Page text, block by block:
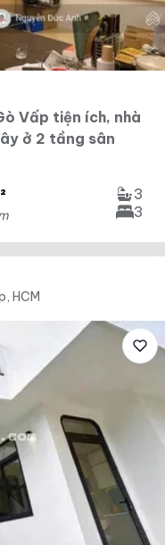
Vấp tiện ích, nhà
ở 2 tầng sân
3
3
HCM